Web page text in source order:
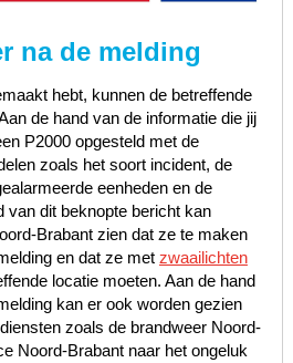
na de melding
hebt, kunnen de betreffende
de hand van de informatie die jij
P2000 opgesteld met de
zoals het soort incident, de
eenheden en de
van dit beknopte bericht kan
Brabant zien dat ze te maken
en dat ze met zwaailichten
locatie moeten. Aan de hand
kan er ook worden gezien
zoals de brandweer Noord-
Noord-Brabant naar het ongeluk